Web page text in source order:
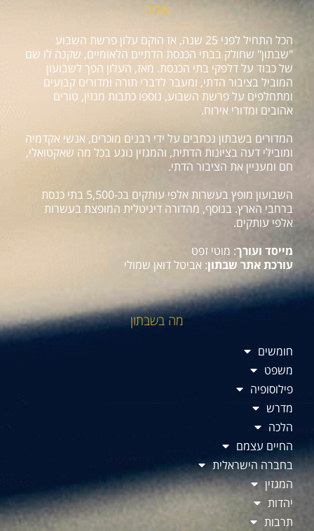
אודות
הכל התחיל לפני 25 שנה, אז הוקם עלון פרשת השבוע
"שבתון" שחולק בבתי הכנסת הדתיים הלאומיים, שקנה לו שם
של כבוד על דלפקי בתי הכנסת. מאז, העלון הפך לשבועון
המוביל בציבור הדתי, ומעבר לדברי תורה ומדורים קבועים
ומתחלפים על פרשת השבוע, נוספו כתבות מגזין, טורים
אהובים ומדורי אירוח.
המדורים בשבתון נכתבים על ידי רבנים מוכרים, אנשי אקדמיה
ומובילי דעה בציונות הדתית, והמגזין נוגע בכל מה שאקטואלי,
חם ומעניין את הציבור הדתי.
השבועון מופץ בעשרות אלפי עותקים בכ-5,500 בתי כנסת
ברחבי הארץ. בנוסף, מהדורה דיגיטלית המופצת בעשרות
אלפי עותקים.
מייסד ועורך: מוטי זפט
עורכת אתר שבתון: אביטל דואן שמולי
מה בשבתון
חומשים
משפט
פילוסופיה
מדרש
הלכה
החיים עצמם
בחברה הישראלית
המגזין
יהדות
תרבות